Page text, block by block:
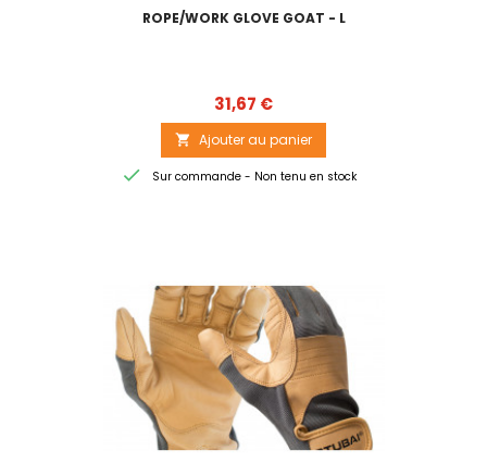
ROPE/WORK GLOVE GOAT - L
Prix
31,67 €
 Ajouter au panier
 Sur commande - Non tenu en stock